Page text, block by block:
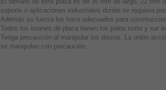
soporte o aplicaciones industriales donde se requiera
Además su fuerza los hace adecuados para
Todos los imanes de placa tienen los polos norte y sur
Tenga precaución al manipular los discos. La unión
se manipulan con precaución.